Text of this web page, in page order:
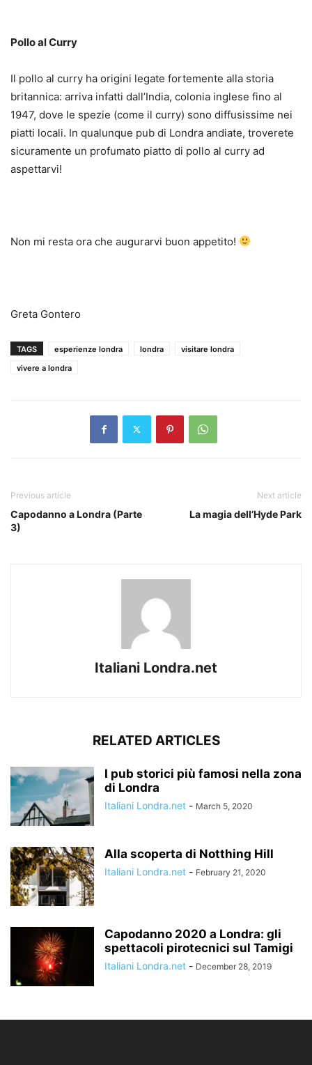
Pollo al Curry
Il pollo al curry ha origini legate fortemente alla storia
britannica: arriva infatti dall’India, colonia inglese fino al
1947, dove le spezie (come il curry) sono diffusissime nei
piatti locali. In qualunque pub di Londra andiate, troverete
sicuramente un profumato piatto di pollo al curry ad
aspettarvi!
Non mi resta ora che augurarvi buon appetito!
Greta Gontero
TAGS esperienze londra londra
visitare londra
vivere a londra
Previous article
Capodanno a Londra (Parte
3)
Next article
La magia dell’Hyde Park
Italiani Londra.net
RELATED ARTICLES
I pub storici più famosi nella zona
di Londra
Italiani Londra.net - March 5, 2020
Alla scoperta di Notthing Hill
Italiani Londra.net - February 21, 2020
Capodanno 2020 a Londra: gli
spettacoli pirotecnici sul Tamigi
Italiani Londra.net - December 28, 2019